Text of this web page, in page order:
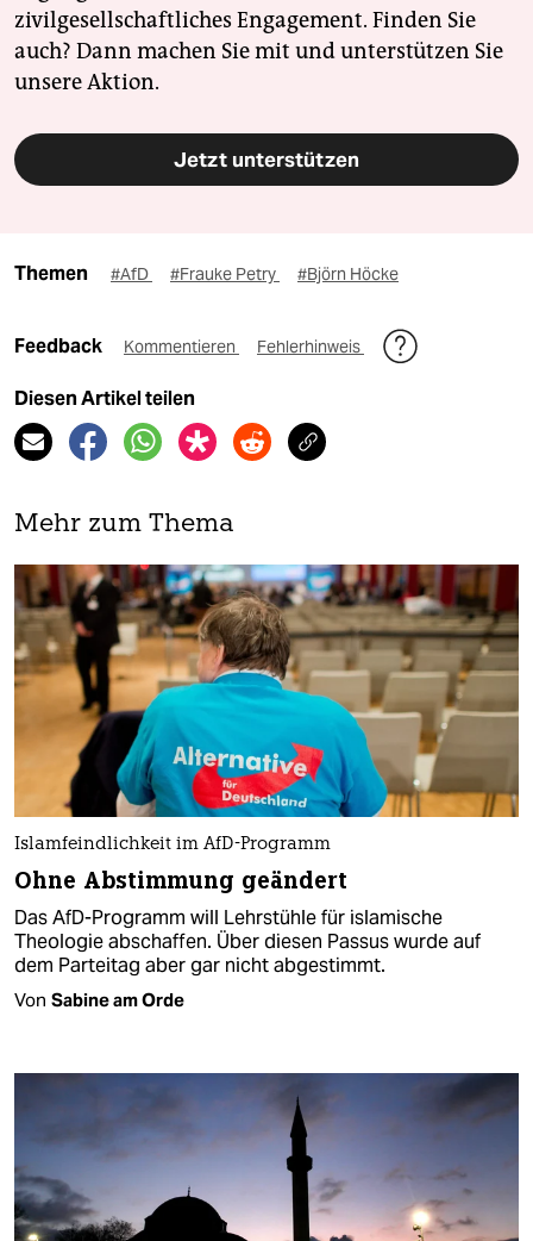
zivilgesellschaftliches Engagement. Finden Sie
auch? Dann machen Sie mit und unterstützen Sie
unsere Aktion.
Jetzt unterstützen
Themen #AfD #Frauke Petry #Björn Höcke
Feedback Kommentieren Fehlerhinweis
Diesen Artikel teilen
Mehr zum Thema
Islamfeindlichkeit im AfD-Programm
Ohne Abstimmung geändert
Das AfD-Programm will Lehrstühle für islamische
Theologie abschaffen. Über diesen Passus wurde auf
dem Parteitag aber gar nicht abgestimmt.
Von Sabine am Orde